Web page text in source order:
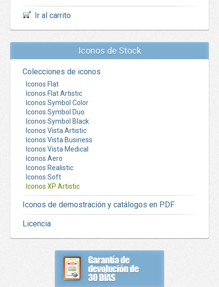
Ir al carrito
Iconos de Stock
Colecciones de iconos
Iconos Flat
Iconos Flat Artistic
Iconos Symbol Color
Iconos Symbol Duo
Iconos Symbol Black
Iconos Vista Artistic
Iconos Vista Business
Iconos Vista Medical
Iconos Aero
Iconos Realistic
Iconos Soft
Iconos XP Artistic
Iconos de demostración y catálogos en PDF
Licencia